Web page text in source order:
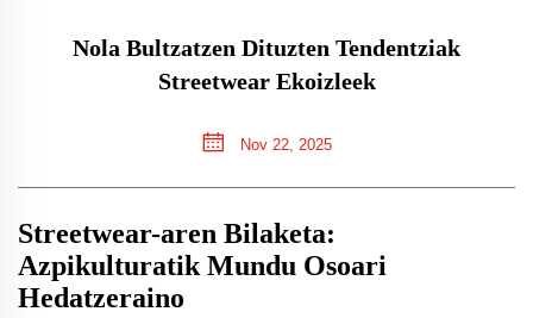
Nola Bultzatzen Dituzten Tendentziak
Streetwear Ekoizleek
Nov 22, 2025
Streetwear-aren Bilaketa:
Azpikulturatik Mundu Osoari
Hedatzeraino